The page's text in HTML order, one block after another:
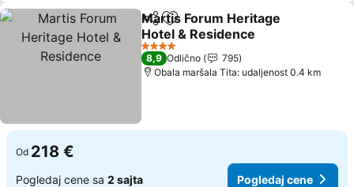
Deli Dodati u favorite
Martis Forum Heritage
Hotel & Residence
Pogledaj cene
4 Zvezdice
8,9 Odlično
795
Obala maršala Tita: udaljenost 0.4 km
Od 218 €
Pogledaj cene sa 2 sajta Pogledaj cene